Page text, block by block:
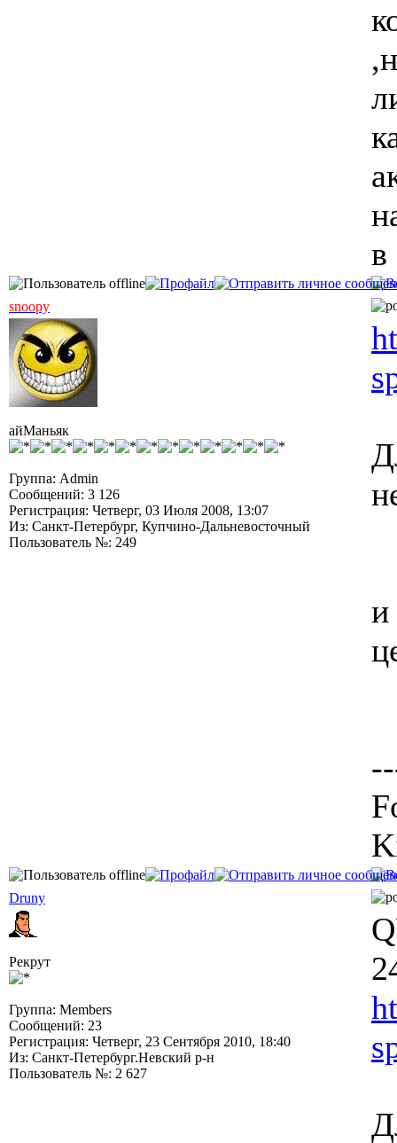
в
snoopy
айМаньяк
Группа: Admin
Сообщений: 3 126
Регистрация: Четверг, 03 Июля 2008, 13:07
Из: Санкт-Петербург, Купчино-Дальневосточный
Пользователь №: 249
и
Druny
Рекрут
Группа: Members
Сообщений: 23
Регистрация: Четверг, 23 Сентября 2010, 18:40
Из: Санкт-Петербург.Невский р-н
Пользователь №: 2 627